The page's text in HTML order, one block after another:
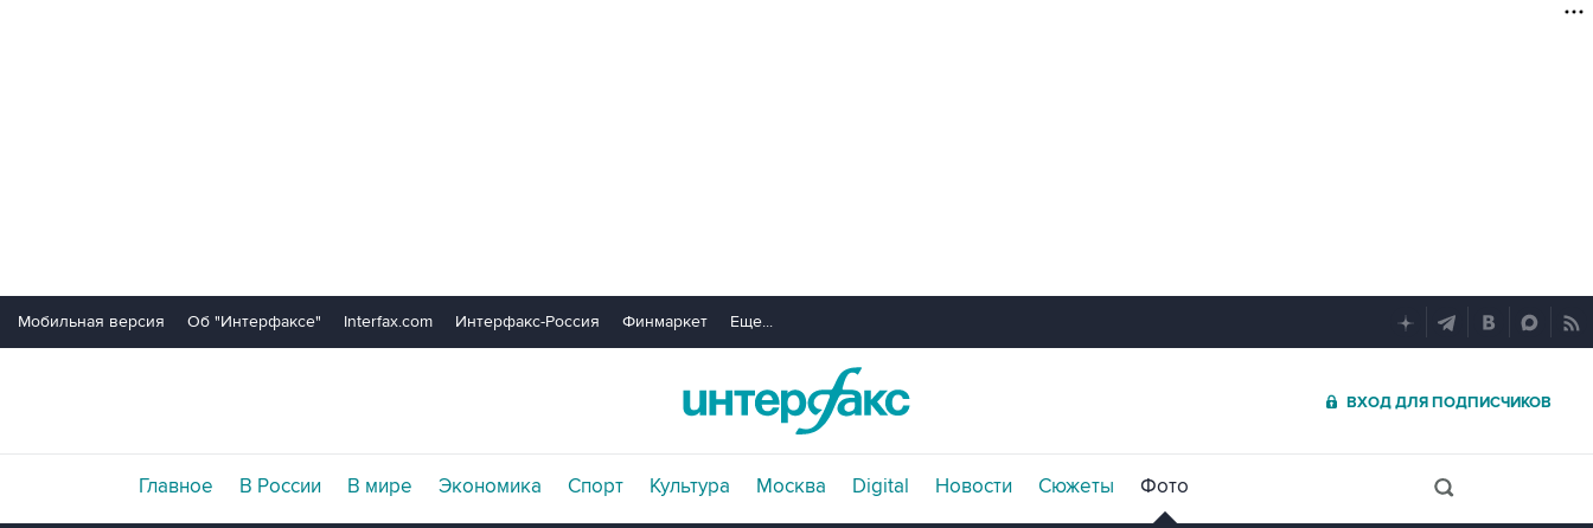
Мобильная версия Об "Интерфаксе" Interfax.com Интерфакс-Россия Финмаркет Еще...
ВХОД ДЛЯ ПОДПИСЧИКОВ
Главное В России В мире Экономика Спорт Культура Москва Digital Новости Сюжеты Фото